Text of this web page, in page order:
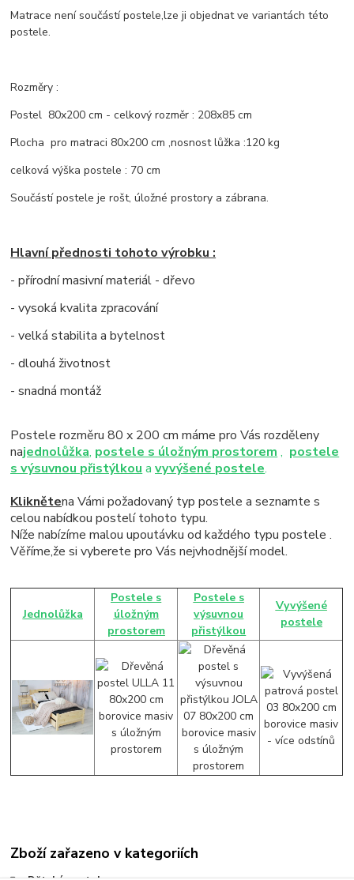
Matrace není součástí postele,lze ji objednat ve variantách této
postele.
Rozměry :
Postel 80x200 cm - celkový rozměr : 208x85 cm
Plocha pro matraci 80x200 cm ,nosnost lůžka :120 kg
celková výška postele : 70 cm
Součástí postele je rošt, úložné prostory a zábrana.
Hlavní přednosti tohoto výrobku :
- přírodní masivní materiál - dřevo
- vysoká kvalita zpracování
- velká stabilita a bytelnost
- dlouhá životnost
- snadná montáž
Postele rozměru 80 x 200 cm máme pro Vás rozděleny
najednolůžka, postele s úložným prostorem , postele
s výsuvnou přistýlkou avyvýšené postele.
Kliknětena Vámi požadovaný typ postele a seznamte s
celou nabídkou postelí tohoto typu.
Níže nabízíme malou upoutávku od každého typu postele .
Věříme,že si vyberete pro Vás nejvhodnější model.
Jednolůžka
Postele s
úložným
prostorem
Postele s
výsuvnou
přistýlkou
Vyvýšené
postele
Zboží zařazeno v kategoriích